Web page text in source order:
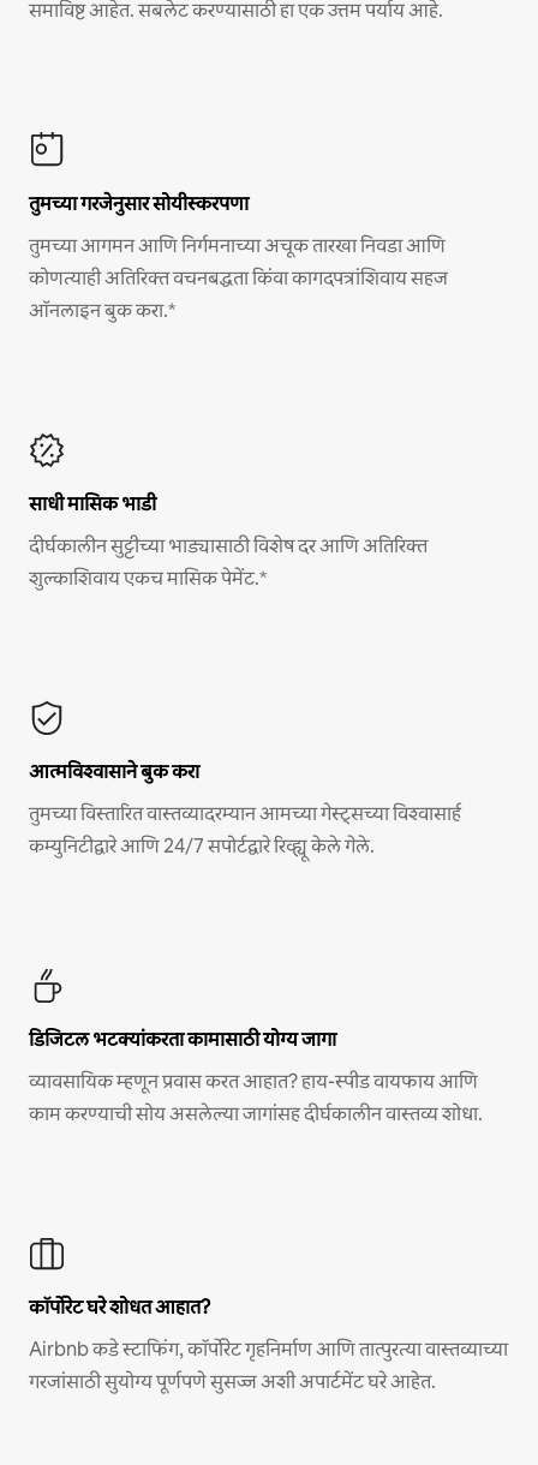
समाविष्ट आहेत. सबलेट करण्यासाठी हा एक उत्तम पर्याय आहे.
तुमच्या गरजेनुसार सोयीस्करपणा
तुमच्या आगमन आणि निर्गमनाच्या अचूक तारखा निवडा आणि
कोणत्याही अतिरिक्त वचनबद्धता किंवा कागदपत्रांशिवाय सहज
ऑनलाइन बुक करा.*
साधी मासिक भाडी
दीर्घकालीन सुट्टीच्या भाड्यासाठी विशेष दर आणि अतिरिक्त
शुल्काशिवाय एकच मासिक पेमेंट.*
आत्मविश्वासाने बुक करा
तुमच्या विस्तारित वास्तव्यादरम्यान आमच्या गेस्ट्सच्या विश्वासार्ह
कम्युनिटीद्वारे आणि 24/7 सपोर्टद्वारे रिव्ह्यू केले गेले.
डिजिटल भटक्यांकरता कामासाठी योग्य जागा
व्यावसायिक म्हणून प्रवास करत आहात? हाय-स्पीड वायफाय आणि
काम करण्याची सोय असलेल्या जागांसह दीर्घकालीन वास्तव्य शोधा.
कॉर्पोरेट घरे शोधत आहात?
Airbnb कडे स्टाफिंग, कॉर्पोरेट गृहनिर्माण आणि तात्पुरत्या वास्तव्याच्या
गरजांसाठी सुयोग्य पूर्णपणे सुसज्ज अशी अपार्टमेंट घरे आहेत.